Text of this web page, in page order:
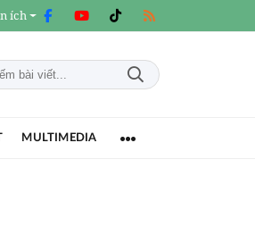
ích
MULTIMEDIA